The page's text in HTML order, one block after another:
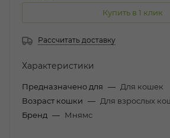
Купить в 1 клик
Рассчитать доставку
Характеристики
Предназначено для — Для кошек
Возраст кошки — Для взрослых
Бренд — Мнямс